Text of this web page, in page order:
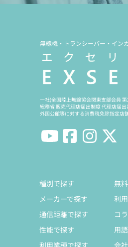
無線機・トランシーバー・イン
一社)全国陸上無線協会関東支部会員
総務省 販売代理店届出制度 代理店届
外国公館等に対する消費税免除指定店
種別で探す
メーカーで探す
通信距離で探す
性能で探す
無
利
コ
用